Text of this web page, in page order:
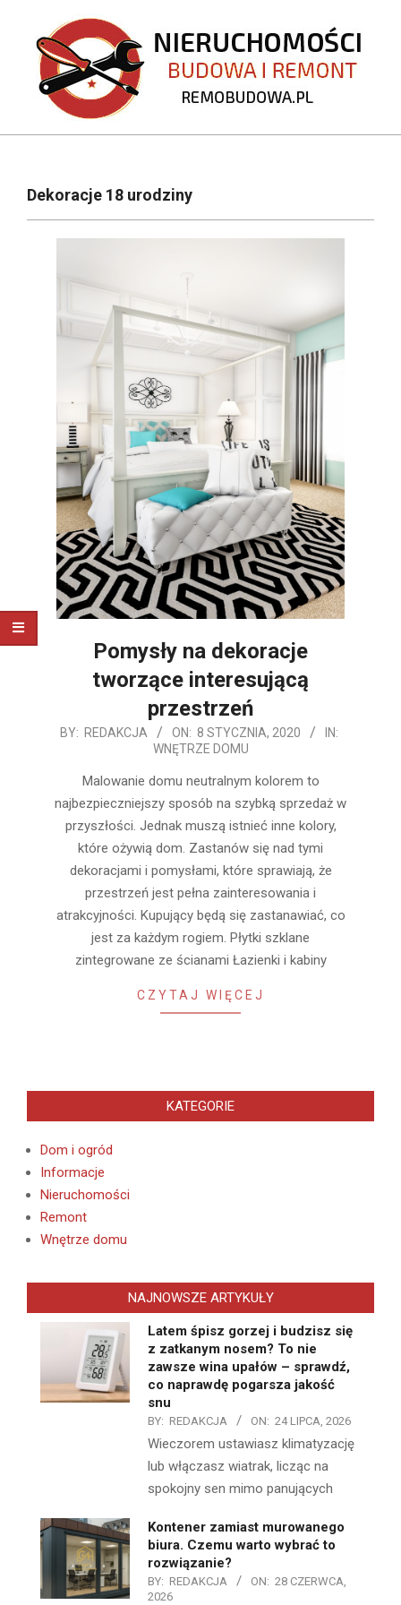
content
REMOBUDOWA.PL
NavigationDekoracje 18 urodziny
Pomysły na dekoracje
tworzące interesującą
przestrzeń
2020-
BY: REDAKCJA ON: 8 STYCZNIA, 2020
IN:
WNĘTRZE DOMU
Malowanie domu neutralnym kolorem to
najbezpieczniejszy sposób na szybką sprzedaż w
przyszłości. Jednak muszą istnieć inne kolory,
które ożywią dom. Zastanów się nad tymi
dekoracjami i pomysłami, które sprawiają, że
przestrzeń jest pełna zainteresowania i
atrakcyjności. Kupujący będą się zastanawiać, co
jest za każdym rogiem. Płytki szklane
zintegrowane ze ścianami Łazienki i kabiny
CZYTAJ WIĘCEJ
KATEGORIE
Dom i ogród
Informacje
Nieruchomości
Remont
Wnętrze domu
NAJNOWSZE ARTYKUŁY
Latem śpisz gorzej i budzisz się
z zatkanym nosem? To nie
zawsze wina upałów – sprawdź,
co naprawdę pogarsza jakość
snu
BY: REDAKCJA ON: 24 LIPCA, 2026
Wieczorem ustawiasz klimatyzację
lub włączasz wiatrak, licząc na
spokojny sen mimo panujących
Kontener zamiast murowanego
biura. Czemu warto wybrać to
rozwiązanie?
BY: REDAKCJA ON: 28 CZERWCA,
2026